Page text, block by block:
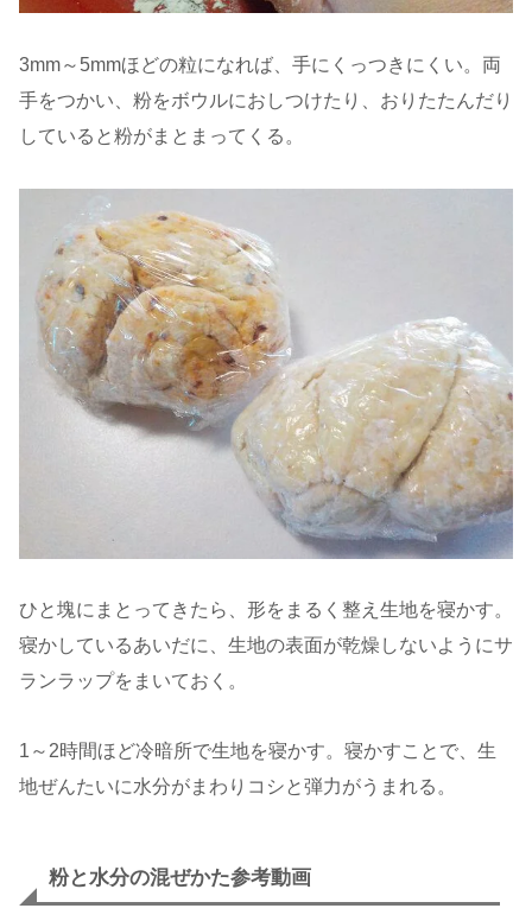
3mm～5mmほどの粒になれば、手にくっつきにくい。両
手をつかい、粉をボウルにおしつけたり、おりたたんだり
していると粉がまとまってくる。
ひと塊にまとってきたら、形をまるく整え生地を寝かす。
寝かしているあいだに、生地の表面が乾燥しないようにサ
ランラップをまいておく。
1～2時間ほど冷暗所で生地を寝かす。寝かすことで、生
地ぜんたいに水分がまわりコシと弾力がうまれる。
粉と水分の混ぜかた参考動画